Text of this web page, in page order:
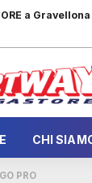
a
CHI
GO PRO